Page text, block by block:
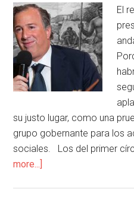
El
su justo lugar, como una
grupo gobernante para los
sociales. Los del primer
more...]